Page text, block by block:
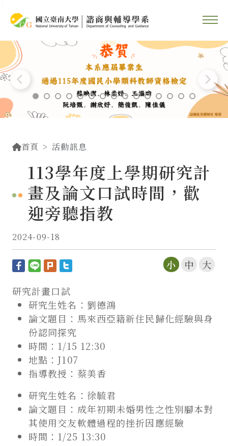
首頁 活動訊息
113學年度上學期研究計
畫及論文口試時間，歡
迎旁聽指教
2024-09-18
小 中 大
研究計畫口試
研究生姓名：劉德鴻
論文題目：馬來西亞籍新住民歸化經驗與身
份認同探究
時間：1/15 12:30
地點：J107
指導教授：蔡美香
研究生姓名：徐毓君
論文題目：成年初期未婚男性之性別腳本對
其使用交友軟體過程的挫折因應經驗
時間：1/25 13:30